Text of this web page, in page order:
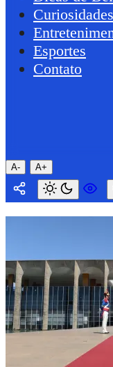
Curiosidades
Esportes
Contato
A- A+